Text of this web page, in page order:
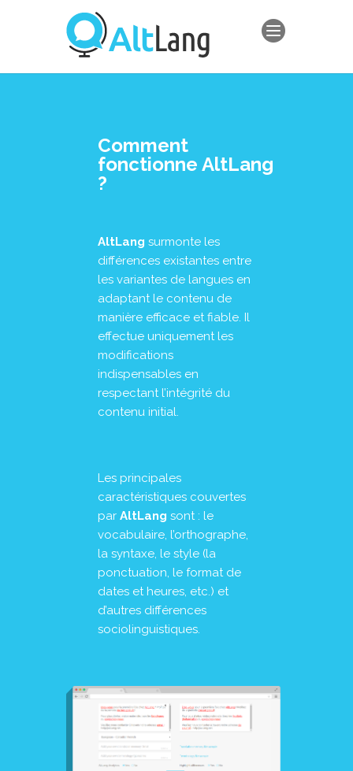
Comment
fonctionne AltLang
?
AltLang surmonte les
différences existantes entre
les variantes de langues en
adaptant le contenu de
manière efficace et fiable. Il
effectue uniquement les
modifications
indispensables en
respectant l’intégrité du
contenu initial.
Les principales
caractéristiques couvertes
par AltLang sont : le
vocabulaire, l’orthographe,
la syntaxe, le style (la
ponctuation, le format de
dates et heures, etc.) et
d’autres différences
sociolinguistiques.